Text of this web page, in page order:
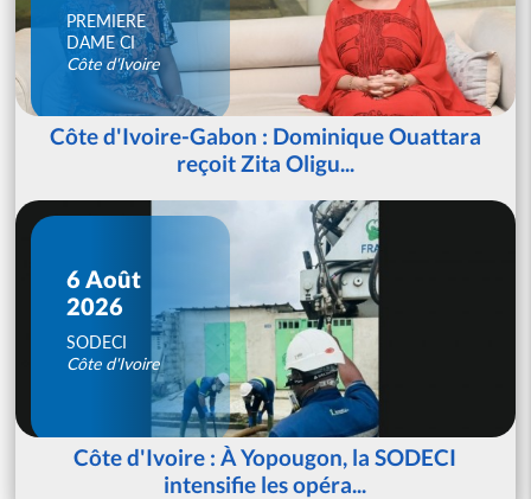
PREMIERE
DAME CI
Côte d'Ivoire
Côte d'Ivoire-Gabon : Dominique Ouattara
reçoit Zita Oligu...
6 Août
2026
SODECI
Côte d'Ivoire
Côte d'Ivoire : À Yopougon, la SODECI
intensifie les opéra...